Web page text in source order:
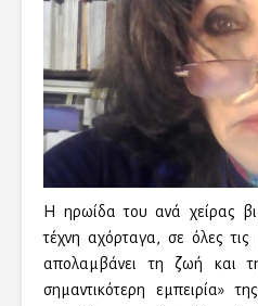
Η ηρωίδα του ανά χείρας
τέχνη αχόρταγα, σε όλες
απολαμβάνει τη ζωή και
σημαντικότερη εμπειρία»